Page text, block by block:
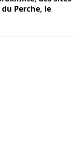
Perche, le